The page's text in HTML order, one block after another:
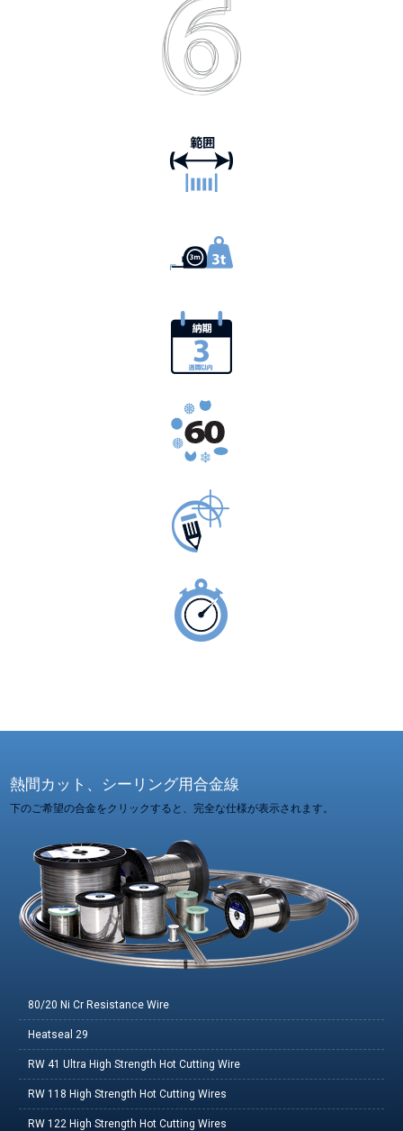
主な利点、お客様
熱間カット、シーリング用合金線
下のご希望の合金をクリックすると、完全な仕様が表示されます。
80/20 Ni Cr Resistance Wire
Heatseal 29
RW 41 Ultra High Strength Hot Cutting Wire
RW 118 High Strength Hot Cutting Wires
RW 122 High Strength Hot Cutting Wires